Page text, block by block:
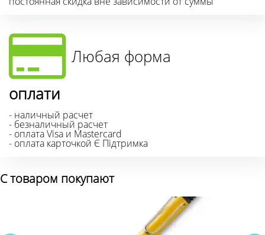
Любая форма
оплати
- наличный расчет
- безналичный расчет
- оплата Visa и Mastercard
- оплата карточкой Є Підтримка
С товаром покупают